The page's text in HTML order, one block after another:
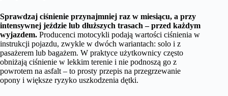
Sprawdzaj ciśnienie przynajmniej raz w miesiącu, a przy
intensywnej jeździe lub dłuższych trasach – przed każdym
wyjazdem. Producenci motocykli podają wartości ciśnienia w
instrukcji pojazdu, zwykle w dwóch wariantach: solo i z
pasażerem lub bagażem. W praktyce użytkownicy często
obniżają ciśnienie w lekkim terenie i nie podnoszą go z
powrotem na asfalt – to prosty przepis na przegrzewanie
opony i większe ryzyko uszkodzenia dętki.